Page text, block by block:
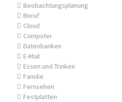
Beobachtungsplanung
Beruf
Cloud
Computer
Datenbanken
E-Mail
Essen und Trinken
Familie
Fernsehen
Festplatten